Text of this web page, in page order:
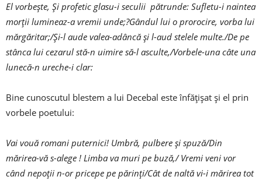
El vorbește, Și profetic glasu-i seculii pătrunde: Sufletu-i naintea
morții lumineaz-a vremii unde;?Gândul lui o prorocire, vorba lui
mărgăritar;/Și-l aude valea-adâncă și l-aud stelele multe./De pe
stânca lui cezarul stă-n uimire să-l asculte,/Vorbele-una câte una
lunecă-n ureche-i clar:
Bine cunoscutul blestem a lui Decebal este înfățișat și el prin
vorbele poetului:
Vai vouă romani puternici! Umbră, pulbere și spuză/Din
mărirea-vă s-alege ! Limba va muri pe buză,/ Vremi veni vor
când nepoții n-or pricepe pe părinți/Cât de naltă vi-i mărirea tot